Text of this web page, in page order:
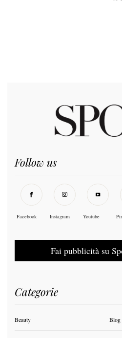
Follow us
Facebook Instagram Youtube
Fai pubblicità su
Categorie
Beauty Blog